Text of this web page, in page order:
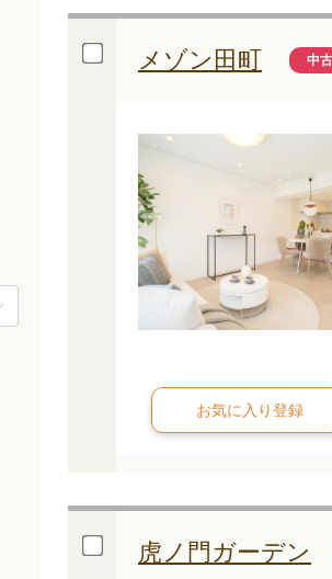
メゾン田町 中
虎ノ門ガーデン